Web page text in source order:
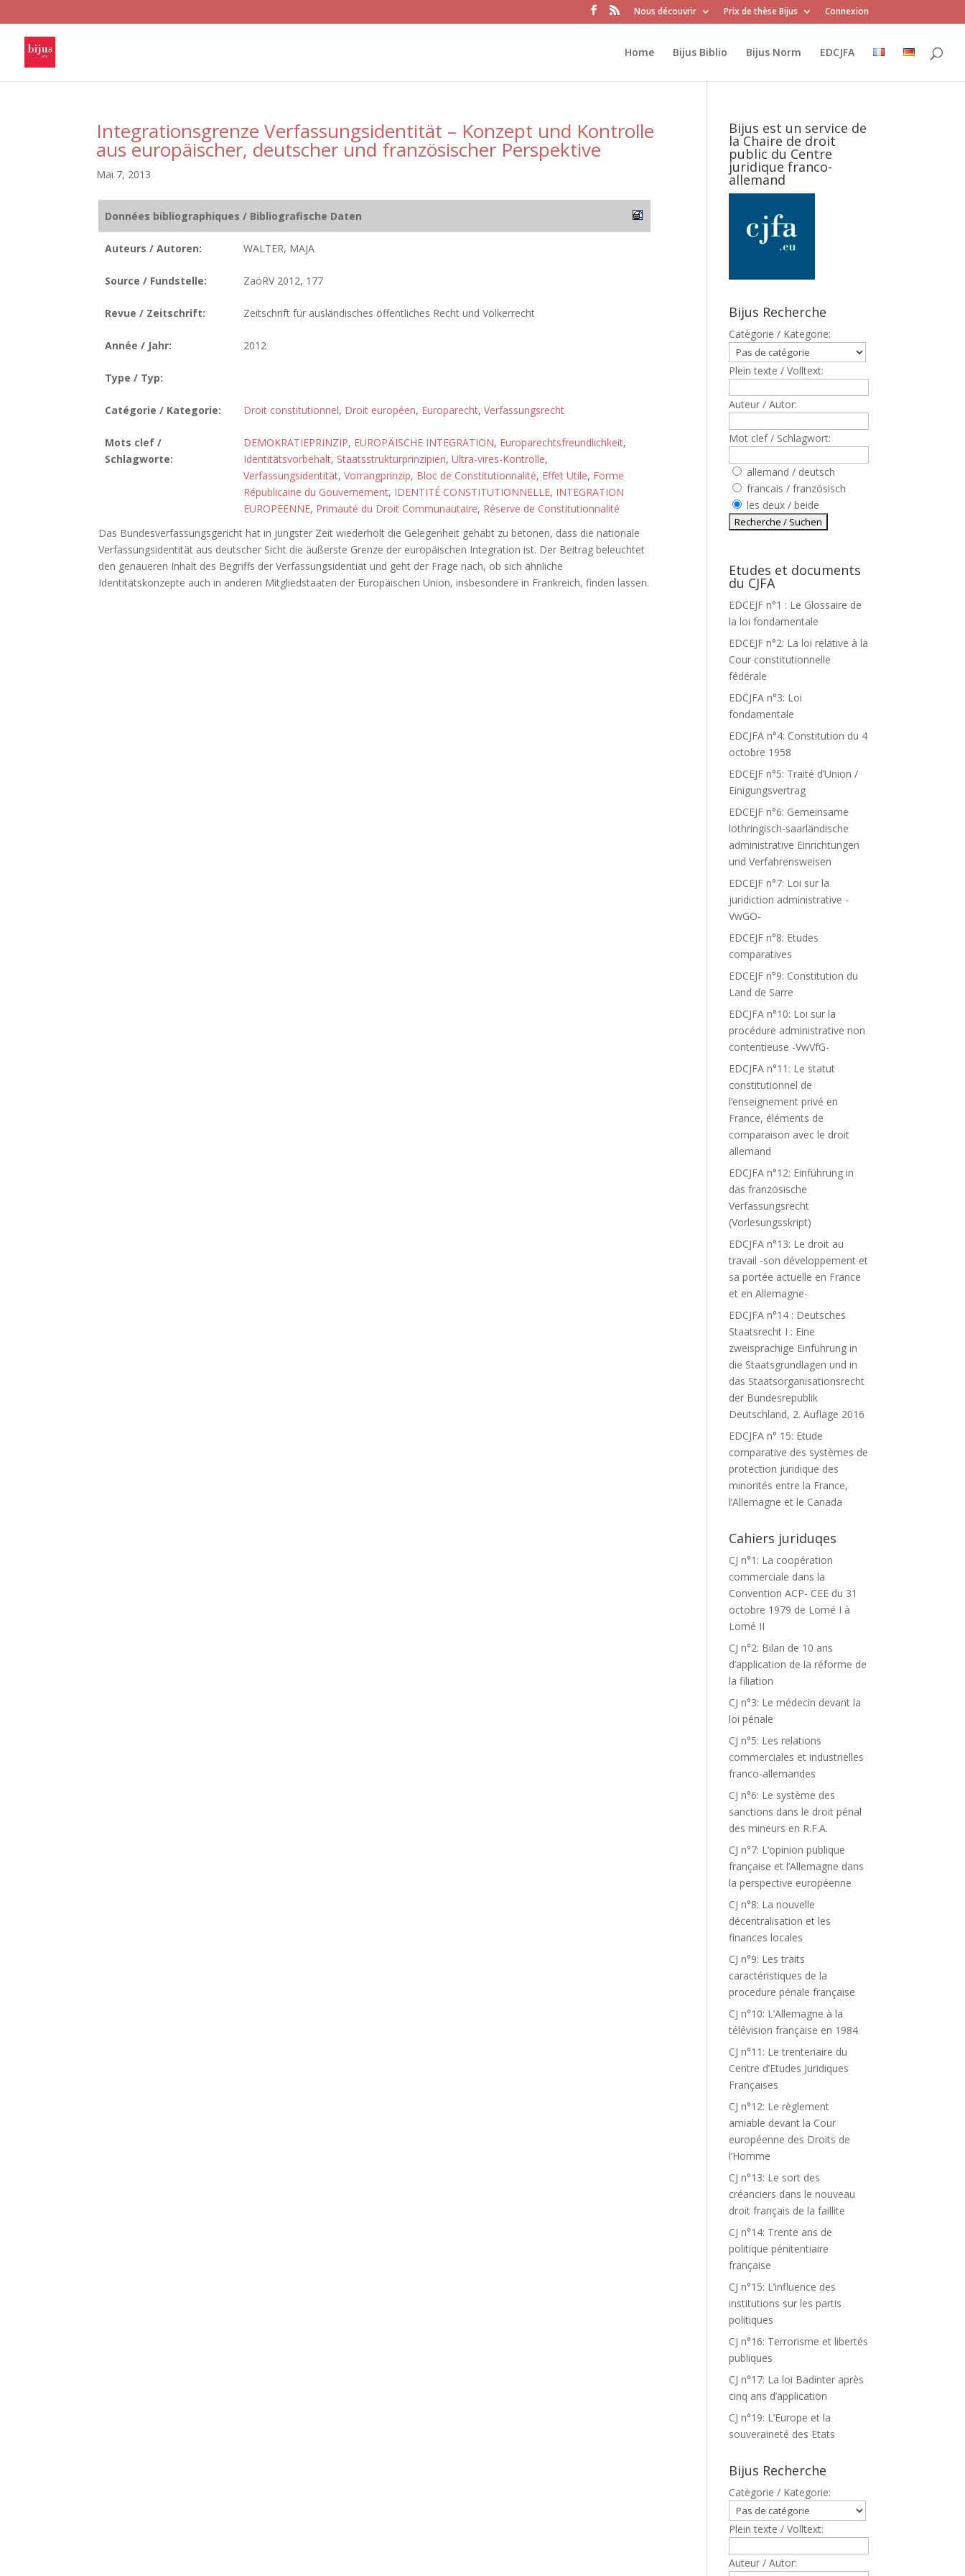
Nous découvrir Prix de thèse Bijus Connexion
Home Bijus Biblio Bijus Norm EDCJFA
Integrationsgrenze Verfassungsidentität – Konzept und Kontrolle
aus europäischer, deutscher und französischer Perspektive
Mai 7, 2013
Données bibliographiques / Bibliografische Daten
Auteurs / Autoren: WALTER, MAJA
Source / Fundstelle: ZaöRV 2012, 177
Revue / Zeitschrift: Zeitschrift für ausländisches öffentliches Recht und Völkerrecht
Année / Jahr: 2012
Type / Typ:
Catégorie / Kategorie: Droit constitutionnel, Droit européen, Europarecht, Verfassungsrecht
Mots clef /
Schlagworte:
DEMOKRATIEPRINZIP, EUROPÄISCHE INTEGRATION, Europarechtsfreundlichkeit,
Identitätsvorbehalt, Staatsstrukturprinzipien, Ultra-vires-Kontrolle,
Verfassungsidentität, Vorrangprinzip, Bloc de Constitutionnalité, Effet Utile, Forme
Républicaine du Gouvernement, IDENTITÉ CONSTITUTIONNELLE, INTEGRATION
EUROPEENNE, Primauté du Droit Communautaire, Réserve de Constitutionnalité
Das Bundesverfassungsgericht hat in jüngster Zeit wiederholt die Gelegenheit gehabt zu betonen, dass die nationale
Verfassungsidentität aus deutscher Sicht die äußerste Grenze der europäischen Integration ist. Der Beitrag beleuchtet
den genaueren Inhalt des Begriffs der Verfassungsidentiät und geht der Frage nach, ob sich ähnliche
Identitätskonzepte auch in anderen Mitgliedstaaten der Europäischen Union, insbesondere in Frankreich, finden lassen.
Bijus est un service de
la Chaire de droit
public du Centre
juridique franco-
allemand
Bijus Recherche
Catègorie / Kategorie:
Plein texte / Volltext:
Auteur / Autor:
Mot clef / Schlagwort:
allemand / deutsch
francais / französisch
les deux / beide
Etudes et documents
du CJFA
EDCEJF n°1 : Le Glossaire de
la loi fondamentale
EDCEJF n°2: La loi relative à la
Cour constitutionnelle
fédérale
EDCJFA n°3: Loi
fondamentale
EDCJFA n°4: Constitution du 4
octobre 1958
EDCEJF n°5: Traité d’Union /
Einigungsvertrag
EDCEJF n°6: Gemeinsame
lothringisch-saarländische
administrative Einrichtungen
und Verfahrensweisen
EDCEJF n°7: Loi sur la
juridiction administrative -
VwGO-
EDCEJF n°8: Etudes
comparatives
EDCEJF n°9: Constitution du
Land de Sarre
EDCJFA n°10: Loi sur la
procédure administrative non
contentieuse -VwVfG-
EDCJFA n°11: Le statut
constitutionnel de
l’enseignement privé en
France, éléments de
comparaison avec le droit
allemand
EDCJFA n°12: Einführung in
das französische
Verfassungsrecht
(Vorlesungsskript)
EDCJFA n°13: Le droit au
travail -son développement et
sa portée actuelle en France
et en Allemagne-
EDCJFA n°14 : Deutsches
Staatsrecht I : Eine
zweisprachige Einführung in
die Staatsgrundlagen und in
das Staatsorganisationsrecht
der Bundesrepublik
Deutschland, 2. Auflage 2016
EDCJFA n° 15: Etude
comparative des systèmes de
protection juridique des
minorités entre la France,
l’Allemagne et le Canada
Cahiers juriduqes
CJ n°1: La coopération
commerciale dans la
Convention ACP- CEE du 31
octobre 1979 de Lomé I à
Lomé II
CJ n°2: Bilan de 10 ans
d’application de la réforme de
la filiation
CJ n°3: Le médecin devant la
loi pénale
CJ n°5: Les relations
commerciales et industrielles
franco-allemandes
CJ n°6: Le système des
sanctions dans le droit pénal
des mineurs en R.F.A.
CJ n°7: L’opinion publique
française et l’Allemagne dans
la perspective européenne
CJ n°8: La nouvelle
décentralisation et les
finances locales
CJ n°9: Les traits
caractéristiques de la
procedure pénale française
CJ n°10: L’Allemagne à la
télévision française en 1984
CJ n°11: Le trentenaire du
Centre d’Etudes Juridiques
Françaises
CJ n°12: Le règlement
amiable devant la Cour
européenne des Droits de
l’Homme
CJ n°13: Le sort des
créanciers dans le nouveau
droit français de la faillite
CJ n°14: Trente ans de
politique pénitentiaire
française
CJ n°15: L’influence des
institutions sur les partis
politiques
CJ n°16: Terrorisme et libertés
publiques
CJ n°17: La loi Badinter après
cinq ans d’application
CJ n°19: L’Europe et la
souveraineté des Etats
Bijus Recherche
Catègorie / Kategorie:
Plein texte / Volltext:
Auteur / Autor: